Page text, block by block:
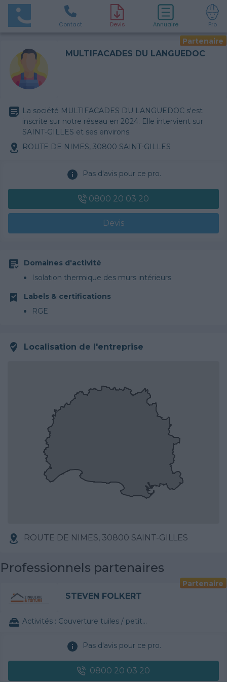
Contact Devis Annuaire Pro
Partenaire
MULTIFACADES DU LANGUEDOC
La société MULTIFACADES DU LANGUEDOC s'est
inscrite sur notre réseau en 2024. Elle intervient sur
SAINT-GILLES et ses environs.
ROUTE DE NIMES, 30800 SAINT-GILLES
Pas d'avis pour ce pro.
0800 20 03 20
Devis
Domaines d'activité
Isolation thermique des murs intérieurs
Labels & certifications
RGE
Localisation de l'entreprise
ROUTE DE NIMES, 30800 SAINT-GILLES
Professionnels partenaires
Partenaire
STEVEN FOLKERT
Activités : Couverture tuiles / petits éléments
Pas d'avis pour ce pro.
0800 20 03 20